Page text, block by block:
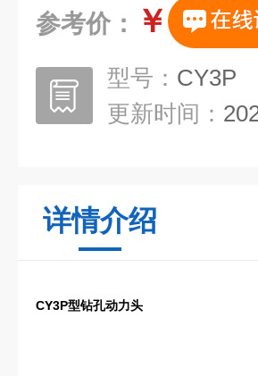
参考价： ￥
型号： CY3P
更新时间：
详情介绍
CY3P型钻孔动力头